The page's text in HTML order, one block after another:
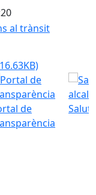
trànsit
de